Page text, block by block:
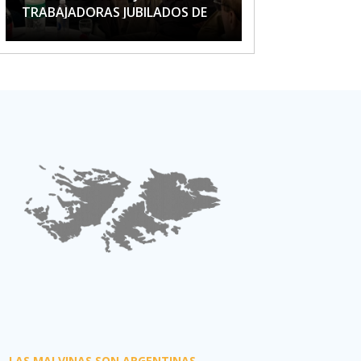
TRABAJADORAS JUBILADOS DE
APTA